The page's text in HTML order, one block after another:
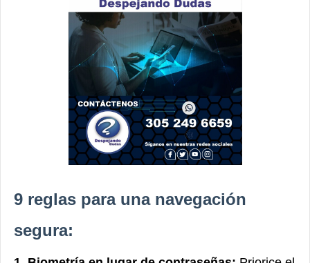
9 reglas para una navegación
segura: